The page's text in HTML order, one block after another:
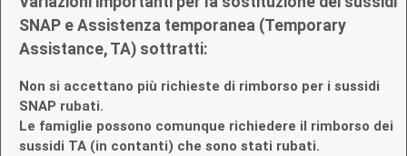
SNAP e Assistenza temporanea (Temporary
Assistance, TA) sottratti:
Non si accettano più richieste di rimborso per i sussidi
SNAP rubati.
Le famiglie possono comunque richiedere il rimborso dei
sussidi TA (in contanti) che sono stati rubati.